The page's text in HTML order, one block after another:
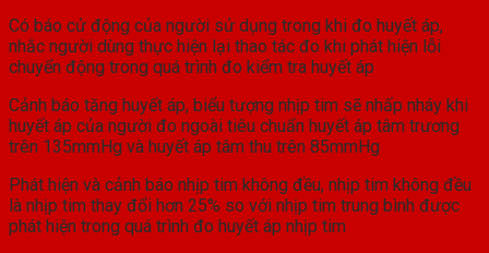
Có báo cử động của người sử dụng trong khi đo huyết áp,
nhắc người dùng thực hiện lại thao tác đo khi phát hiện lỗi
chuyển động trong quá trình đo kiểm tra huyết áp
Cảnh báo tăng huyết áp, biểu tượng nhịp tim sẽ nhấp nháy khi
huyết áp của người đo ngoài tiêu chuẩn huyết áp tâm trương
trên 135mmHg và huyết áp tâm thu trên 85mmHg
Phát hiện và cảnh báo nhịp tim không đều, nhịp tim không đều
là nhịp tim thay đổi hơn 25% so với nhịp tim trung bình được
phát hiện trong quá trình đo huyết áp nhịp tim